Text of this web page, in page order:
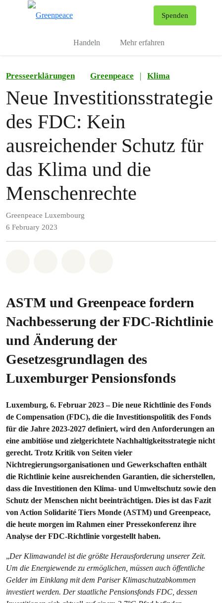
Spenden
Handeln Mehr erfahren
Presseerklärungen Greenpeace | Klima
Neue Investitionsstrategie
des FDC: Kein
ausreichender Schutz für
das Klima und die
Menschenrechte
Greenpeace Luxembourg
6 February 2023
ASTM und Greenpeace fordern
Nachbesserung der FDC-Richtlinie
und Änderung der
Gesetzesgrundlagen des
Luxemburger Pensionsfonds
Luxemburg, 6. Februar 2023 – Die neue Richtlinie des Fonds
de Compensation (FDC), die die Investitionspolitik des Fonds
für die Jahre 2023-2027 definiert, wird den Anforderungen an
eine ambitiöse und zielgerichtete Nachhaltigkeitsstrategie nicht
gerecht. Trotz Kritik von Seiten vieler
Nichtregierungsorganisationen und Gewerkschaften enthält
die Richtlinie keine ausreichenden Garantien, die sicherstellen,
dass die Investitionen den Klima- und Umweltschutz sowie den
Schutz der Menschen nicht beeinträchtigen. Dies ist das Fazit
von Action Solidarité Tiers Monde (ASTM) und Greenpeace,
die heute morgen im Rahmen einer Pressekonferenz ihre
Analyse der FDC-Richtlinie vorgestellt haben.
„Der Klimawandel ist die größte Herausforderung unserer Zeit.
Um die Energiewende zu ermöglichen, müssen auch öffentliche
Gelder im Einklang mit dem Pariser Klimaschutzabkommen
investiert werden. Der staatliche Pensionsfonds FDC, dessen